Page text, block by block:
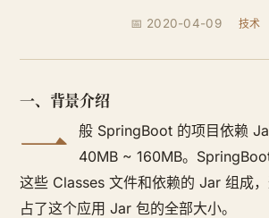
📅 2020-04-09 技术
一、背景介绍
一
般 SpringBoot 的项目依赖
40MB ~ 160MB。
这些 Classes 文件和依赖的 Jar 组成
占了这个应用 Jar 包的全部大小。